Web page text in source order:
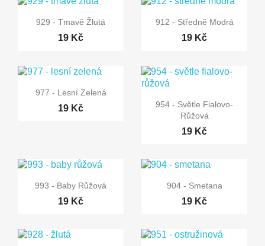
Rychlý náhled
929 - Tmavě Žlutá
19 Kč
 Rychlý náhled
912 - Středně Modrá
19 Kč
Rychlý náhled
977 - Lesní Zelená
19 Kč  Rychlý náhled
954 - Světle Fialovo-
Růžová
19 Kč
Rychlý náhled
993 - Baby Růžová
19 Kč
Rychlý náhled
904 - Smetana
19 Kč